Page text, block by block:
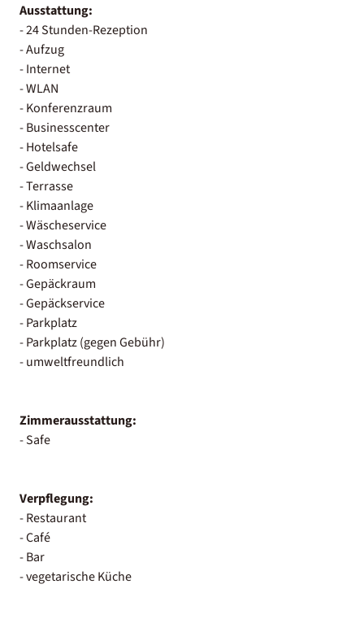
Ausstattung:
- 24 Stunden-Rezeption
- Aufzug
- Internet
- WLAN
- Konferenzraum
- Businesscenter
- Hotelsafe
- Geldwechsel
- Terrasse
- Klimaanlage
- Wäscheservice
- Waschsalon
- Roomservice
- Gepäckraum
- Gepäckservice
- Parkplatz
- Parkplatz (gegen Gebühr)
- umweltfreundlich
Zimmerausstattung:
- Safe
Verpflegung:
- Restaurant
- Café
- Bar
- vegetarische Küche